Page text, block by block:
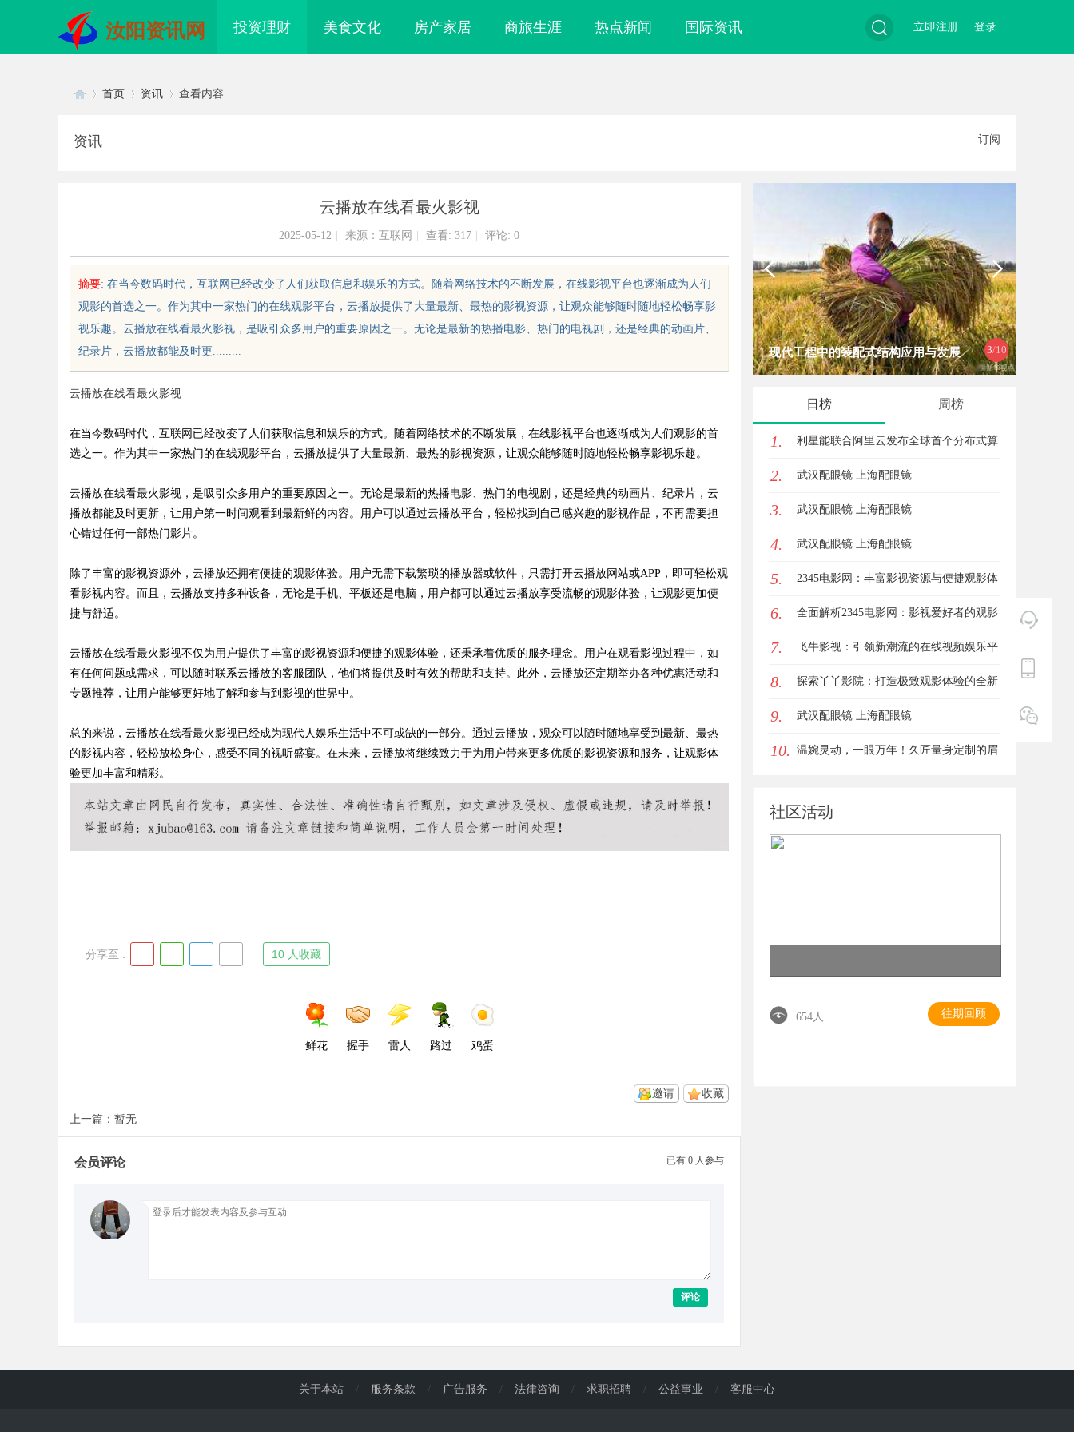
汝阳资讯网 投资理财 美食文化 房产家居 商旅生涯 热点新闻 国际资讯 登录
立即注册
sc
Bo
d
首页 资讯 查看内容
资讯 订阅
云播放在线看最火影视
2025-05-12 来源：互联网 查看: 317 评论: 0
摘要: 在当今数码时代，互联网已经改变了人们获取信息和娱乐的方式。随着网络技术的不断发展，在线影视平台也逐渐成为人们
观影的首选之一。作为其中一家热门的在线观影平台，云播放提供了大量最新、最热的影视资源，让观众能够随时随地轻松畅享影
视乐趣。云播放在线看最火影视，是吸引众多用户的重要原因之一。无论是最新的热播电影、热门的电视剧，还是经典的动画片、
纪录片，云播放都能及时更.........
云播放在线看最火影视
在当今数码时代，互联网已经改变了人们获取信息和娱乐的方式。随着网络技术的不断发展，在线影视平台也逐渐成为人们观影的首
选之一。作为其中一家热门的在线观影平台，云播放提供了大量最新、最热的影视资源，让观众能够随时随地轻松畅享影视乐趣。
云播放在线看最火影视，是吸引众多用户的重要原因之一。无论是最新的热播电影、热门的电视剧，还是经典的动画片、纪录片，云
播放都能及时更新，让用户第一时间观看到最新鲜的内容。用户可以通过云播放平台，轻松找到自己感兴趣的影视作品，不再需要担
心错过任何一部热门影片。
除了丰富的影视资源外，云播放还拥有便捷的观影体验。用户无需下载繁琐的播放器或软件，只需打开云播放网站或APP，即可轻松观
看影视内容。而且，云播放支持多种设备，无论是手机、平板还是电脑，用户都可以通过云播放享受流畅的观影体验，让观影更加便
捷与舒适。
云播放在线看最火影视不仅为用户提供了丰富的影视资源和便捷的观影体验，还秉承着优质的服务理念。用户在观看影视过程中，如
有任何问题或需求，可以随时联系云播放的客服团队，他们将提供及时有效的帮助和支持。此外，云播放还定期举办各种优惠活动和
专题推荐，让用户能够更好地了解和参与到影视的世界中。
总的来说，云播放在线看最火影视已经成为现代人娱乐生活中不可或缺的一部分。通过云播放，观众可以随时随地享受到最新、最热
的影视内容，轻松放松身心，感受不同的视听盛宴。在未来，云播放将继续致力于为用户带来更多优质的影视资源和服务，让观影体
验更加丰富和精彩。
分享至 : 10 人收藏
鲜花 握手 雷人 路过 鸡蛋
收藏
邀请
上一篇：暂无
已有 0 人参与
会员评论
评论
3/10
视：引领国内影视内容创新与
发展的先锋力量
现代工程中的装配式结构应用与发展
日榜 周榜
1. 利星能联合阿里云发布全球首个分布式算
电协同解决方案
2. 武汉配眼镜 上海配眼镜
3. 武汉配眼镜 上海配眼镜
4. 武汉配眼镜 上海配眼镜
5. 2345电影网：丰富影视资源与便捷观影体
验的最佳选择
6. 全面解析2345电影网：影视爱好者的观影
首选平台详解
7. 飞牛影视：引领新潮流的在线视频娱乐平
台全面解析
8. 探索丫丫影院：打造极致观影体验的全新
影视平台
9. 武汉配眼镜 上海配眼镜
10. 温婉灵动，一眼万年！久匠量身定制的眉
女生的气质加分项
社区活动
654人 往期回顾
关于本站 / 服务条款 / 广告服务 / 法律咨询 / 求职招聘 / 公益事业 / 客服中心